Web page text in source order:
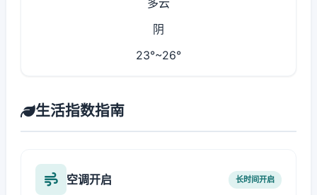
多云
阴
23°~26°
生活指数指南
空调开启 长时间开启